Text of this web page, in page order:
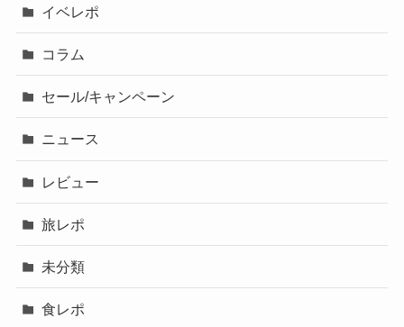
イベレポ
コラム
セール/キャンペーン
ニュース
レビュー
旅レポ
未分類
食レポ